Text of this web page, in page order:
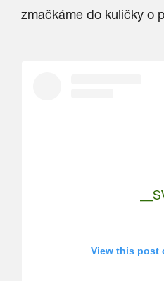
zmačkáme do kuličky o
View this post